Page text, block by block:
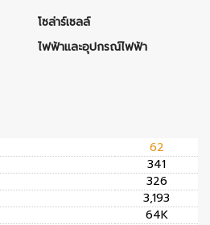
โซล่าร์เซลล์
ไฟฟ้าและอุปกรณ์ไฟฟ้า
62
341
326
3,193
64K